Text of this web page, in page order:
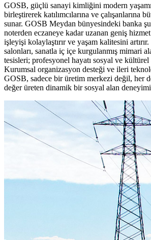
GOSB, güçlü sanayi kimliğini modern
birleştirerek katılımcılarına ve çalışanlarına
sunar. GOSB Meydan bünyesindeki banka
noterden eczaneye kadar uzanan geniş
işleyişi kolaylaştırır ve yaşam kalitesini
salonları, sanatla iç içe kurgulanmış mimari
tesisleri; profesyonel hayatı sosyal ve
Kurumsal organizasyon desteği ve ileri
GOSB, sadece bir üretim merkezi değil, her
değer üreten dinamik bir sosyal alan deneyimi